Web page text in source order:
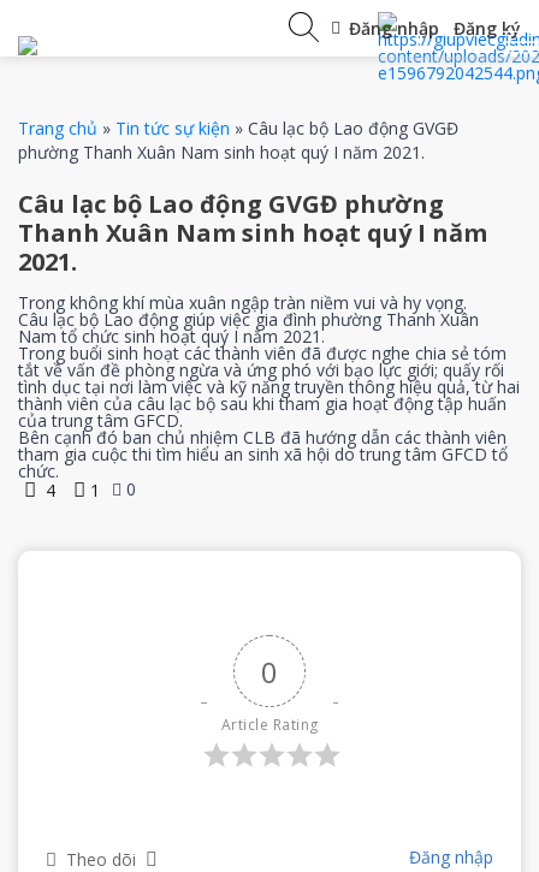
Đăng nhập Đăng ký
Trang chủ » Tin tức sự kiện » Câu lạc bộ Lao động GVGĐ
phường Thanh Xuân Nam sinh hoạt quý I năm 2021.
Câu lạc bộ Lao động GVGĐ phường
Thanh Xuân Nam sinh hoạt quý I năm
2021.
Trong không khí mùa xuân ngập tràn niềm vui và hy vọng.
Câu lạc bộ Lao động giúp việc gia đình phường Thanh Xuân
Nam tổ chức sinh hoạt quý I năm 2021.
Trong buổi sinh hoạt các thành viên đã được nghe chia sẻ tóm
tắt về vấn đề phòng ngừa và ứng phó với bạo lực giới; quấy rối
tình dục tại nơi làm việc và kỹ năng truyền thông hiệu quả, từ hai
thành viên của câu lạc bộ sau khi tham gia hoạt động tập huấn
của trung tâm GFCD.
Bên cạnh đó ban chủ nhiệm CLB đã hướng dẫn các thành viên
tham gia cuộc thi tìm hiểu an sinh xã hội do trung tâm GFCD tổ
chức.
4
1 0
0
Article Rating
Theo dõi Đăng nhập